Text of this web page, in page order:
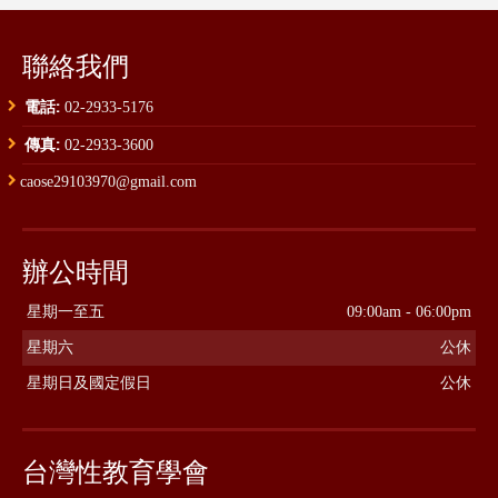
聯絡我們
電話: 02-2933-5176
傳真: 02-2933-3600
caose29103970@gmail.com
辦公時間
星期一至五 09:00am - 06:00pm
星期六 公休
星期日及國定假日 公休
台灣性教育學會